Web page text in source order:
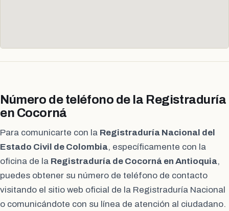
Número de teléfono de la Registraduría
en Cocorná
Para comunicarte con la Registraduría Nacional del
Estado Civil de Colombia, específicamente con la
oficina de la Registraduría de Cocorná en Antioquia,
puedes obtener su número de teléfono de contacto
visitando el sitio web oficial de la Registraduría Nacional
o comunicándote con su línea de atención al ciudadano.